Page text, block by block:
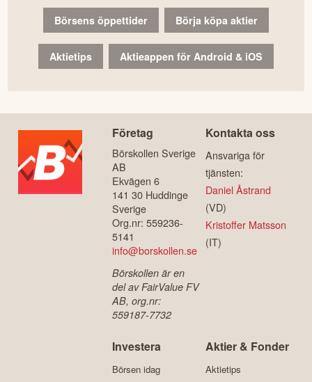
Börsens öppettider Börja köpa aktier
Aktietips Aktieappen för Android & iOS
Företag
Börskollen Sverige
AB
Ekvägen 6
141 30 Huddinge
Sverige
Org.nr: 559236-
5141
info@borskollen.se
Börskollen är en
del av FairValue FV
AB, org.nr:
559187-7732
Kontakta oss
Ansvariga för
tjänsten:
Daniel Åstrand
(VD)
Kristoffer Matsson
(IT)
Investera
Börsen idag
Aktier & Fonder
Aktietips